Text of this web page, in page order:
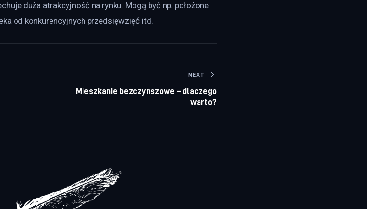
duża atrakcyjność na rynku. Mogą być np. położone
od konkurencyjnych przedsięwzięć itd.
NEXT
Mieszkanie bezczynszowe – dlaczego
warto?